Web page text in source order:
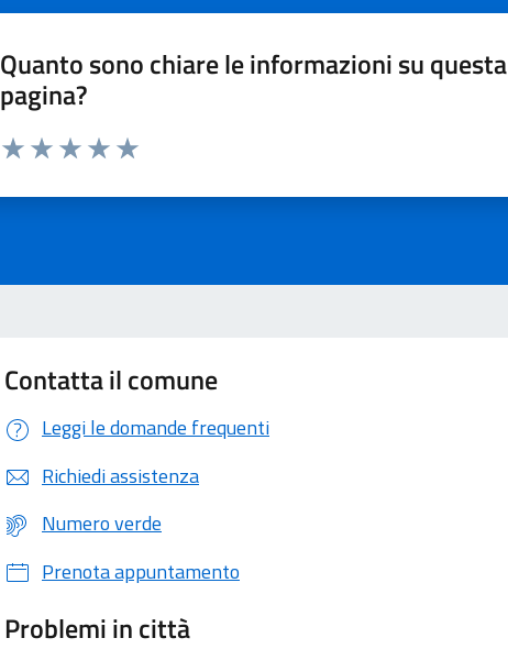
Quanto sono chiare le informazioni su questa
pagina?
Contatta il comune
Leggi le domande frequenti
Richiedi assistenza
Numero verde
Prenota appuntamento
Problemi in città